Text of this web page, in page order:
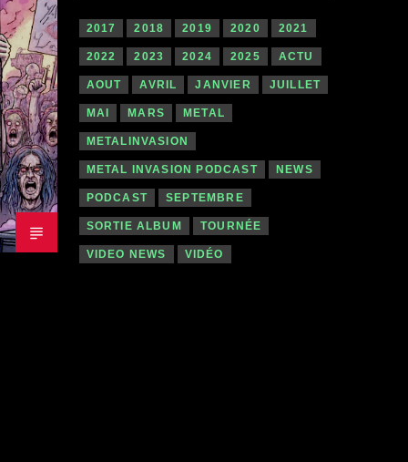
2017 2018 2019 2020 2021
2022 2023 2024 2025 ACTU
AOUT AVRIL JANVIER JUILLET
MAI MARS METAL
METALINVASION
METAL INVASION PODCAST NEWS
PODCAST SEPTEMBRE
SORTIE ALBUM TOURNÉE
VIDEO NEWS VIDÉO